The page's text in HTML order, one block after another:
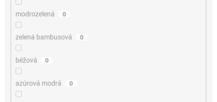
modrozelená 0
zelená bambusová 0
béžová 0
azúrová modrá 0